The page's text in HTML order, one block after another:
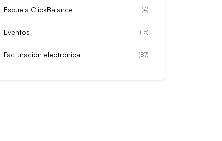
Escuela ClickBalance (4)
Eventos (15)
Facturación electrónica (87)